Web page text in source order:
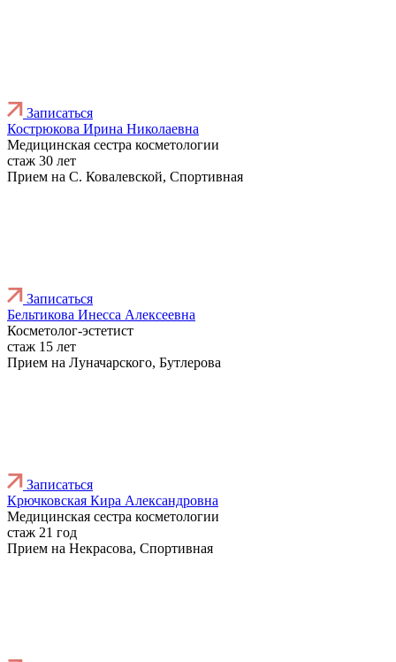
Записаться
Кострюкова Ирина Николаевна
Медицинская сестра косметологии
стаж 30 лет
Прием на С. Ковалевской, Спортивная
Записаться
Бельтикова Инесса Алексеевна
Косметолог-эстетист
стаж 15 лет
Прием на Луначарского, Бутлерова
Записаться
Крючковская Кира Александровна
Медицинская сестра косметологии
стаж 21 год
Прием на Некрасова, Спортивная